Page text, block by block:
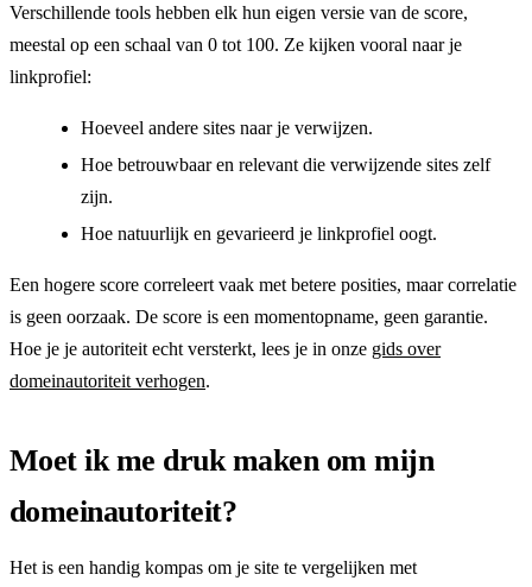
Verschillende tools hebben elk hun eigen versie van de score,
meestal op een schaal van 0 tot 100. Ze kijken vooral naar je
linkprofiel:
Hoeveel andere sites naar je verwijzen.
Hoe betrouwbaar en relevant die verwijzende sites zelf
zijn.
Hoe natuurlijk en gevarieerd je linkprofiel oogt.
Een hogere score correleert vaak met betere posities, maar correlatie
is geen oorzaak. De score is een momentopname, geen garantie.
Hoe je je autoriteit echt versterkt, lees je in onze gids over
domeinautoriteit verhogen.
Moet ik me druk maken om mijn
domeinautoriteit?
Het is een handig kompas om je site te vergelijken met